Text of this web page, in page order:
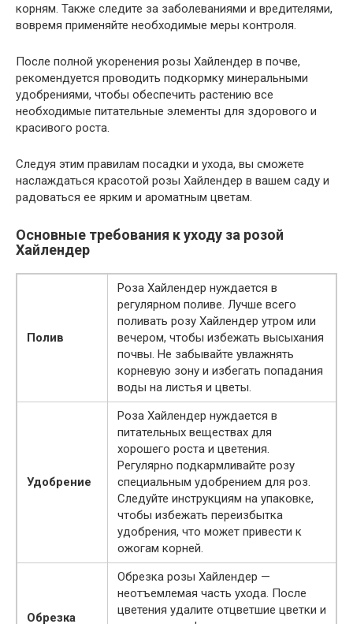
корням. Также следите за заболеваниями и вредителями,
вовремя применяйте необходимые меры контроля.
После полной укоренения розы Хайлендер в почве,
рекомендуется проводить подкормку минеральными
удобрениями, чтобы обеспечить растению все
необходимые питательные элементы для здорового и
красивого роста.
Следуя этим правилам посадки и ухода, вы сможете
наслаждаться красотой розы Хайлендер в вашем саду и
радоваться ее ярким и ароматным цветам.
Основные требования к уходу за розой
Хайлендер
Полив
Роза Хайлендер нуждается в
регулярном поливе. Лучше всего
поливать розу Хайлендер утром или
вечером, чтобы избежать высыхания
почвы. Не забывайте увлажнять
корневую зону и избегать попадания
воды на листья и цветы.
Удобрение
Роза Хайлендер нуждается в
питательных веществах для
хорошего роста и цветения.
Регулярно подкармливайте розу
специальным удобрением для роз.
Следуйте инструкциям на упаковке,
чтобы избежать переизбытка
удобрения, что может привести к
ожогам корней.
Обрезка
Обрезка розы Хайлендер —
неотъемлемая часть ухода. После
цветения удалите отцветшие цветки и